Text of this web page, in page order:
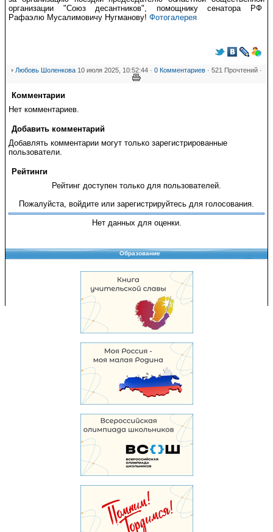
организации "Союз десантников", помощнику сенатора РФ
Рафаэлю Мусалимовичу Нугманову! Фотогалерея
Любовь Шоленкова 10 июля 2025, 10:52:44 · 0 Комментариев · 521 Прочтений ·
Комментарии
Нет комментариев.
Добавить комментарий
Добавлять комментарии могут только зарегистрированные
пользователи.
Рейтинги
Рейтинг доступен только для пользователей.
Пожалуйста, войдите или зарегистрируйтесь для голосования.
Нет данных для оценки.
Образование
Copyright © 2008-2026 Управление образования
Перепечатка и использование материалов возможны только с разрешения
Управления образования.
103,930,643 уникальных посетителей